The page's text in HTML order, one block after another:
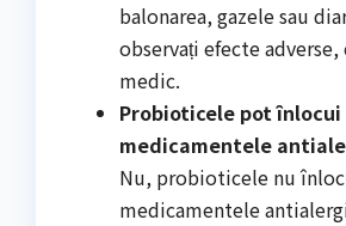
balonarea, gazele sau
observați efecte
medic.
Probioticele pot înlocui
medicamentele
Nu, probioticele nu
medicamentele